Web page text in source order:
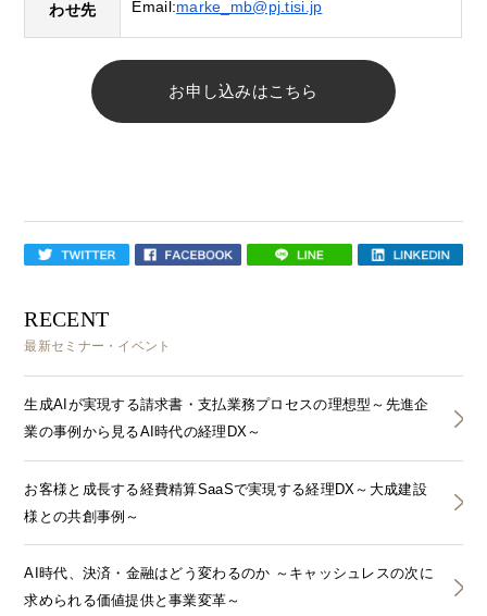
わせ先
Email:marke_mb@pj.tisi.jp
お申し込みはこちら
RECENT
最新セミナー・イベント
生成AIが実現する請求書・支払業務プロセスの理想型～先進企
業の事例から見るAI時代の経理DX～
お客様と成長する経費精算SaaSで実現する経理DX～大成建設
様との共創事例～
AI時代、決済・金融はどう変わるのか ～キャッシュレスの次に
求められる価値提供と事業変革～